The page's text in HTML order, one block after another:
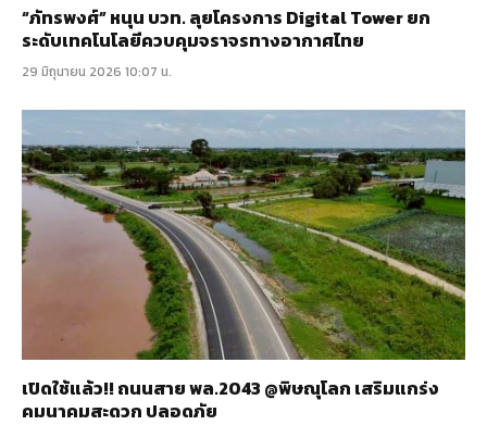
“ภัทรพงศ์” หนุน บวท. ลุยโครงการ Digital Tower ยก
ระดับเทคโนโลยีควบคุมจราจรทางอากาศไทย
29 มิถุนายน 2026 10:07 น.
เปิดใช้แล้ว!! ถนนสาย พล.2043 @พิษณุโลก เสริมแกร่ง
คมนาคมสะดวก ปลอดภัย